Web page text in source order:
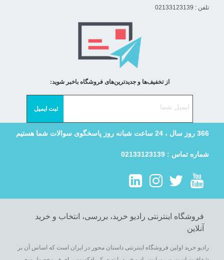
تلفن : 02133123139
366 روز سال ، 24 ساعت شبانه روز پاسخگوی سوالات شما هستیم
شماره تماس : 02133123139
از تخفیف‌ها و جدیدترین‌های فروشگاه باخبر شوید:
فروشگاه اینترنتی رادیو خرید، بررسی، انتخاب و خرید
آنلاین
رادیو خرید اولین فروشگاه اینترنتی داستان محور در ایران است که اساس آن بر